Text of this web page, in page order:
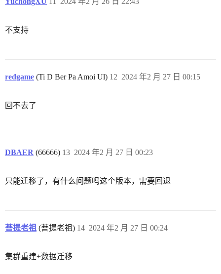
不支持
redgame (Ti D Ber Pa Amoi Ul) 2024 年2 月 27 日 00:15
12
回不去了
DBAER (66666) 2024 年2 月 27 日 00:23
13
只能迁移了，有什么问题吗这个版本，需要回退
菩提老祖 (菩提老祖) 2024 年2 月 27 日 00:24
14
集群重建+数据迁移